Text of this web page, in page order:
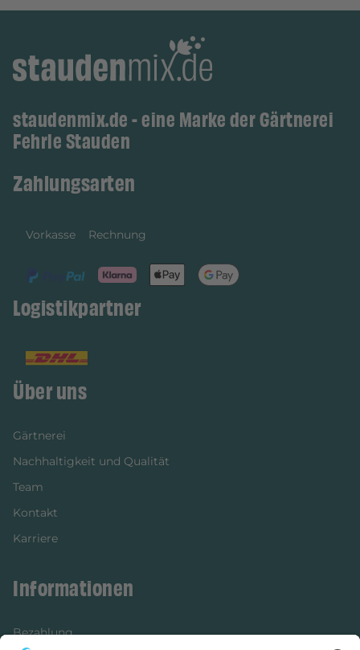
staudenmix.de - eine Marke der Gärtnerei
Fehrle Stauden
Zahlungsarten
Vorkasse Rechnung
Logistikpartner
Über uns
Gärtnerei
Nachhaltigkeit und Qualität
Team
Kontakt
Karriere
Informationen
Bezahlung